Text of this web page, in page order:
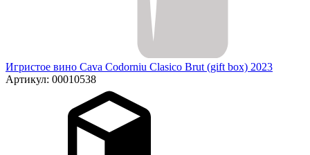
Игристое вино Cava Codorniu Clasico Brut (gift box) 2023
Артикул: 00010538